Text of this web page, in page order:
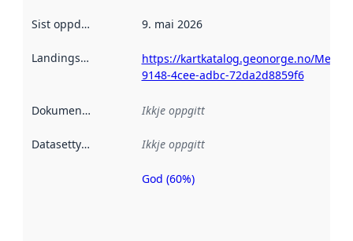
Sist oppdatert 9. mai 2026
Landingsside
https://kartkatalog.geonorge.no/
9148-4cee-adbc-72da2d8859f6
Dokumentasjon Ikkje oppgitt
Datasettype Ikkje oppgitt
Metadatakvalitet
God (60%)